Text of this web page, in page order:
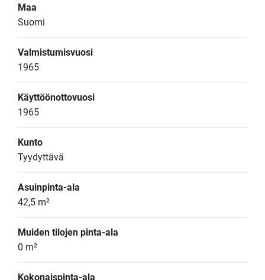
Maa
Suomi
Valmistumisvuosi
1965
Käyttöönottovuosi
1965
Kunto
Tyydyttävä
Asuinpinta-ala
42,5 m²
Muiden tilojen pinta-ala
0 m²
Kokonaispinta-ala